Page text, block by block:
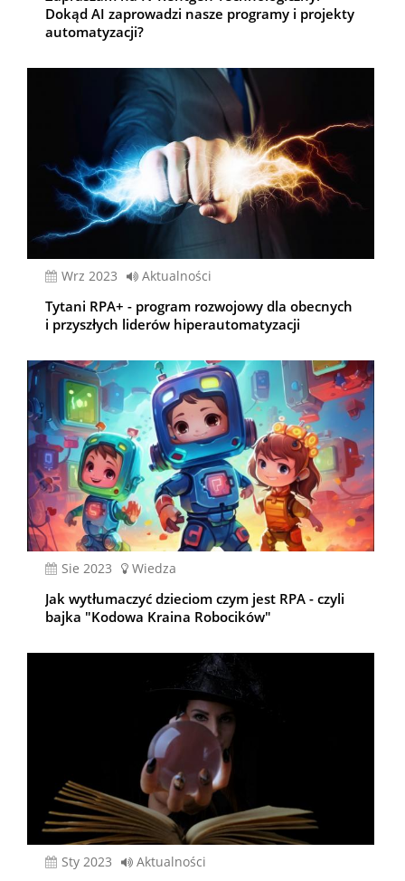
Dokąd AI zaprowadzi nasze programy i projekty
automatyzacji?
wrz 2023 Aktualności
Tytani RPA+ - program rozwojowy dla obecnych
i przyszłych liderów hiperautomatyzacji
sie 2023 Wiedza
Jak wytłumaczyć dzieciom czym jest RPA - czyli
bajka "Kodowa Kraina Robocików"
sty 2023 Aktualności